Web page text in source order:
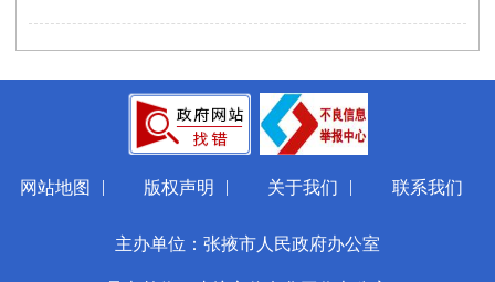
网站地图 | 版权声明 | 关于我们 | 联系我们
主办单位：张掖市人民政府办公室